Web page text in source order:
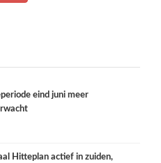
eind juni meer
Hitteplan actief in zuiden,